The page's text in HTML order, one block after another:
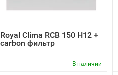
Royal Clima RCB 150 Н12 +
carbon фильтр
В наличии